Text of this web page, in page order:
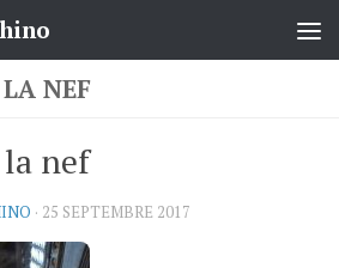
NEF
nef
· 25 SEPTEMBRE 2017